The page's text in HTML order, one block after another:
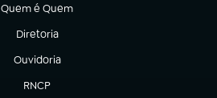
Quem é Quem
(abre em nova aba)
Diretoria
(abre em nova aba)
Ouvidoria
(abre em nova aba)
RNCP
(abre em nova aba)